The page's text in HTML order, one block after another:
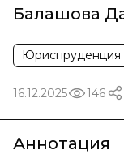
Балашова
Юриспруденция
16.12.2025 146
Аннотация